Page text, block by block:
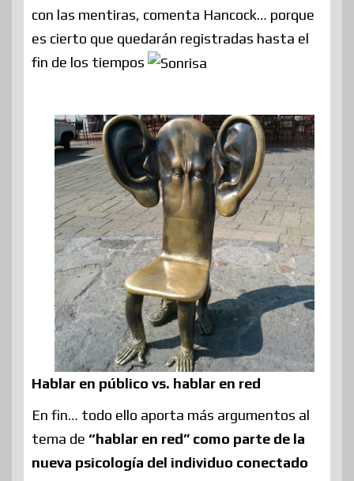
con las mentiras, comenta Hancock… porque
es cierto que quedarán registradas hasta el
fin de los tiempos
Hablar en público vs. hablar en red
En fin… todo ello aporta más argumentos al
tema de “hablar en red” como parte de la
nueva psicología del individuo conectado